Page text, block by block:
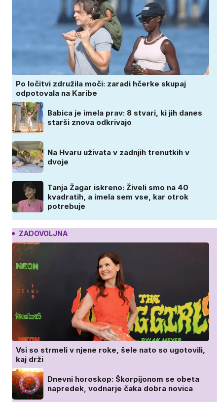
Po ločitvi združila moči: zaradi hčerke skupaj
odpotovala na Karibe
Babica je imela prav: 8 stvari, ki jih danes
starši znova odkrivajo
Na Hvaru uživata v zadnjih trenutkih v
dvoje
Tanja Žagar iskreno: Živeli smo na 40
kvadratih, a imela sem vse, kar otrok
potrebuje
ZADOVOLJNA
Vsi so strmeli v njene roke, šele nato so ugotovili,
kaj drži
Dnevni horoskop: Škorpijonom se obeta
napredek, vodnarje čaka dobra novica